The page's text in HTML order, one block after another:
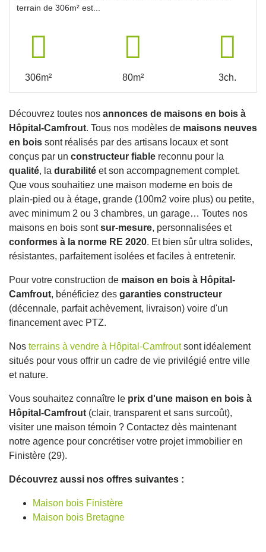
terrain de 306m² est...
306m² 80m² 3ch.
Découvrez toutes nos annonces de maisons en bois à
Hôpital-Camfrout. Tous nos modèles de maisons neuves
en bois sont réalisés par des artisans locaux et sont
conçus par un constructeur fiable reconnu pour la
qualité, la durabilité et son accompagnement complet.
Que vous souhaitiez une maison moderne en bois de
plain-pied ou à étage, grande (100m2 voire plus) ou petite,
avec minimum 2 ou 3 chambres, un garage… Toutes nos
maisons en bois sontsur-mesure, personnalisées et
conformes à la norme RE 2020. Et bien sûr ultra solides,
résistantes, parfaitement isolées et faciles à entretenir.
Pour votre construction de maison en bois à Hôpital-
Camfrout, bénéficiez des garanties constructeur
(décennale, parfait achèvement, livraison) voire d'un
financement avec PTZ.
Nos terrains à vendre à Hôpital-Camfroutsont idéalement
situés pour vous offrir un cadre de vie privilégié entre ville
et nature.
Vous souhaitez connaître le prix d'une maison en bois à
Hôpital-Camfrout (clair, transparent et sans surcoût),
visiter une maison témoin ? Contactez dès maintenant
notre agence pour concrétiser votre projet immobilier en
Finistère (29).
Découvrez aussi nos offres suivantes :
Maison bois Finistère
Maison bois Bretagne